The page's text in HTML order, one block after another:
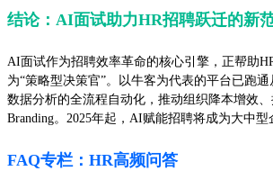
结论：AI面试助力HR招聘跃迁的新
AI面试作为招聘效率革命的核心引擎，正帮助
为“策略型决策官”。以牛客为代表的平台已跑通
数据分析的全流程自动化，推动组织降本增效、
Branding。2025年起，AI赋能招聘将成为大中型
FAQ专栏：HR高频问答